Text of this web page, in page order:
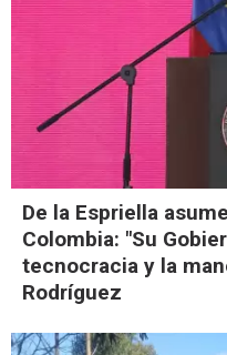
De la Espriella
Colombia: "Su
tecnocracia y la
Rodríguez